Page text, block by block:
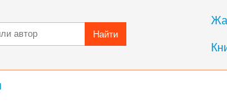
Найти